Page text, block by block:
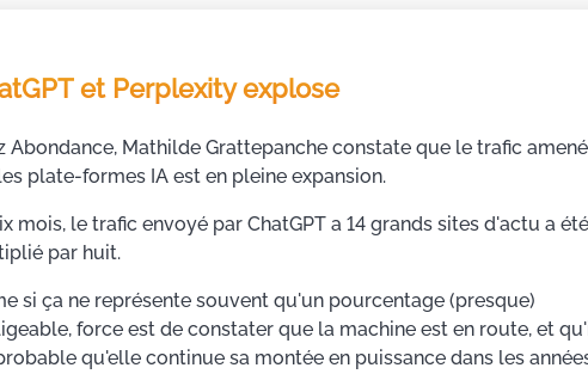
et Perplexity explose
Abondance, Mathilde Grattepanche constate que le trafic amené
plate-formes IA est en pleine expansion.
mois, le trafic envoyé par ChatGPT a 14 grands sites d'actu a été
par huit.
si ça ne représente souvent qu'un pourcentage (presque)
force est de constater que la machine est en route, et
qu'elle continue sa montée en puissance dans les